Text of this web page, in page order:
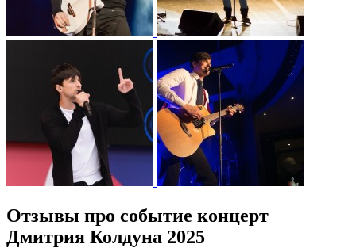
Отзывы про событие концерт
Дмитрия Колдуна 2025